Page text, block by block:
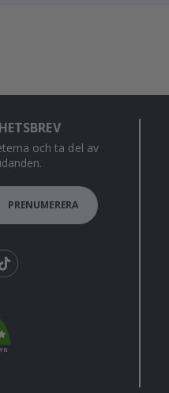
och ta del av
PRENUMERERA
k